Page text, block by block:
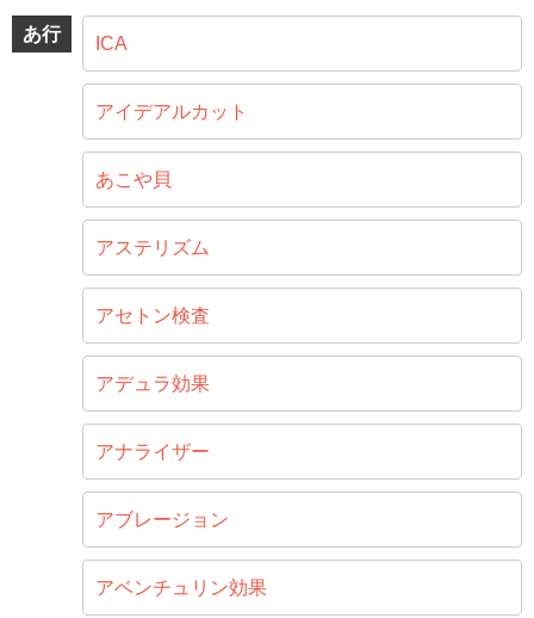
あ行 ICA
アイデアルカット
あこや貝
アステリズム
アセトン検査
アデュラ効果
アナライザー
アブレージョン
アベンチュリン効果